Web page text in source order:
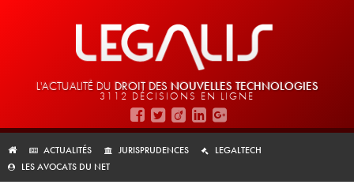
L'ACTUALITÉ DU DROIT DES NOUVELLES TECHNOLOGIES
3112 DÉCISIONS EN LIGNE
ACTUALITÉS JURISPRUDENCES
LEGALTECH
LES AVOCATS DU NET